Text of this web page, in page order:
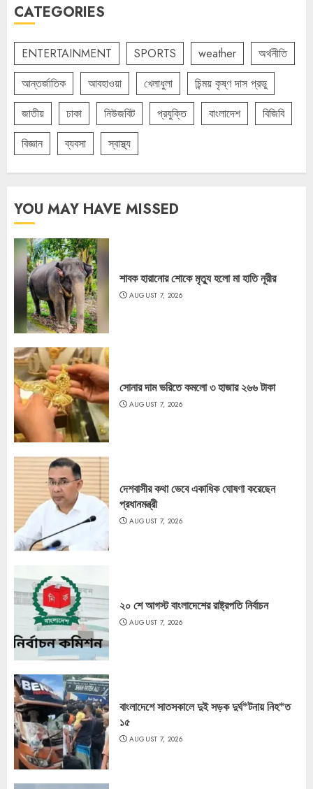
CATEGORIES
ENTERTAINMENT SPORTS weather
অর্থনীতি
আন্তর্জাতিক
আবহাওয়া খেলাধুলা
চিন্ময় কৃষ্ণ দাস প্রভু
জাতীয়
ঢাকা নিউজবিট প্রযুক্তি বাংলাদেশ
বিজিবি
বিজ্ঞান
ব্যবসা স্বাস্থ্য
YOU MAY HAVE MISSED
শাবক হারানোর শোকে মৃত্যু হলো মা হাতি নূরীর
AUGUST 7, 2026
সোনার দাম ভরিতে কমলো ৩ হাজার ২৬৬ টাকা
AUGUST 7, 2026
দেশবাসীর কথা ভেবে একাধিক ঘোষণা করেছেন
প্রধানমন্ত্রী
AUGUST 7, 2026
২০ শে আগস্ট বাংলাদেশের রাষ্ট্রপতি নির্বাচন
AUGUST 7, 2026
বাংলাদেশে সাতসকালে দুই সড়ক দুর্ঘ*টনায় নিহ*ত
১৫
AUGUST 7, 2026